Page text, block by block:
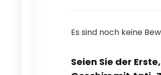
Es sind noch keine
Seien Sie der